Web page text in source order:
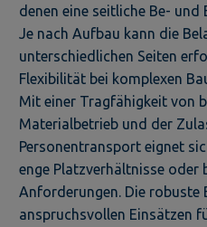
denen eine seitliche Be-
Je nach Aufbau kann die
unterschiedlichen Seiten
Flexibilität bei komplexen
Mit einer Tragfähigkeit von
Materialbetrieb und der
Personentransport eignet
enge Platzverhältnisse oder
Anforderungen. Die robuste
anspruchsvollen Einsätzen